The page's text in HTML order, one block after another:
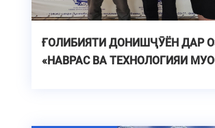
ҒОЛИБИЯТИ ДОНИШҶӮЁН ДАР
«НАВРАС ВА ТЕХНОЛОГИЯИ